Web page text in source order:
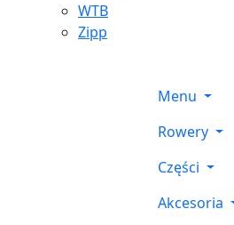
WTB
Zipp
Menu
Rowery
Części
Akcesoria